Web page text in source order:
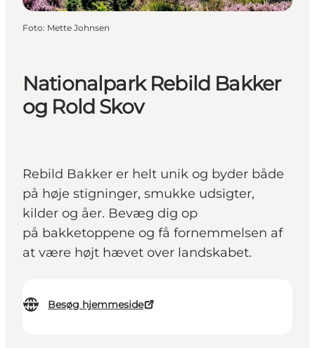
Nationalpark Rebild Bakker
og Rold Skov
Rebild Bakker er helt unik og byder både
på høje stigninger, smukke udsigter,
kilder og åer. Bevæg dig op
på bakketoppene og få fornemmelsen af
at være højt hævet over landskabet.
Besøg hjemmeside
Foto: Mette Johnsen